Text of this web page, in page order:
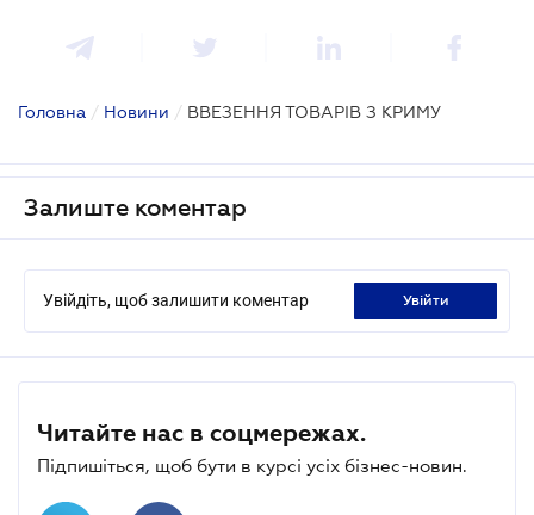
Головна / Новини / ВВЕЗЕННЯ ТОВАРІВ З КРИМУ
Залиште коментар
Увійдіть, щоб залишити коментар увійти
Читайте нас в соцмережах.
Підпишіться, щоб бути в курсі усіх бізнес-новин.